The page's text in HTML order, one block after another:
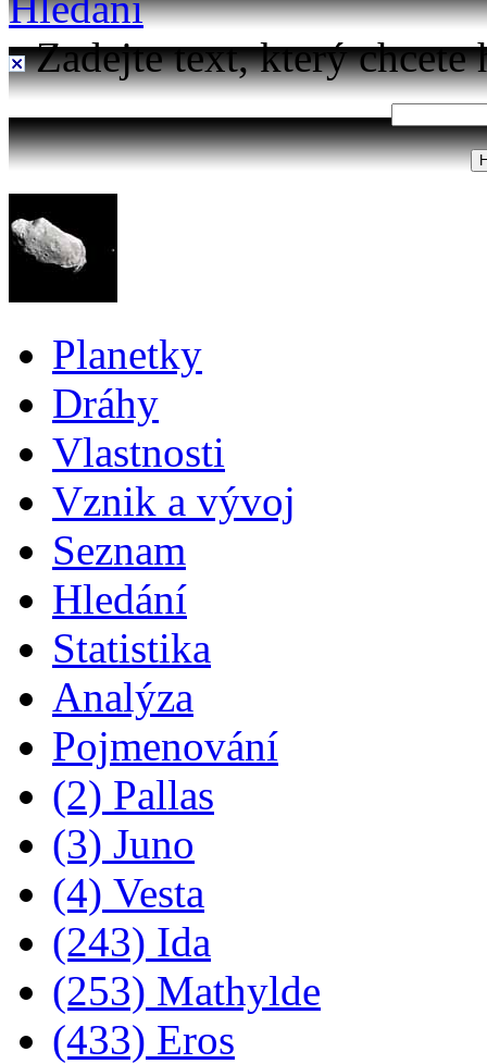
Zadejte text, který chcete
Planetky
Dráhy
Vlastnosti
Vznik a vývoj
Seznam
Hledání
Statistika
Analýza
Pojmenování
(2) Pallas
(3) Juno
(4) Vesta
(243) Ida
(253) Mathylde
(433) Eros